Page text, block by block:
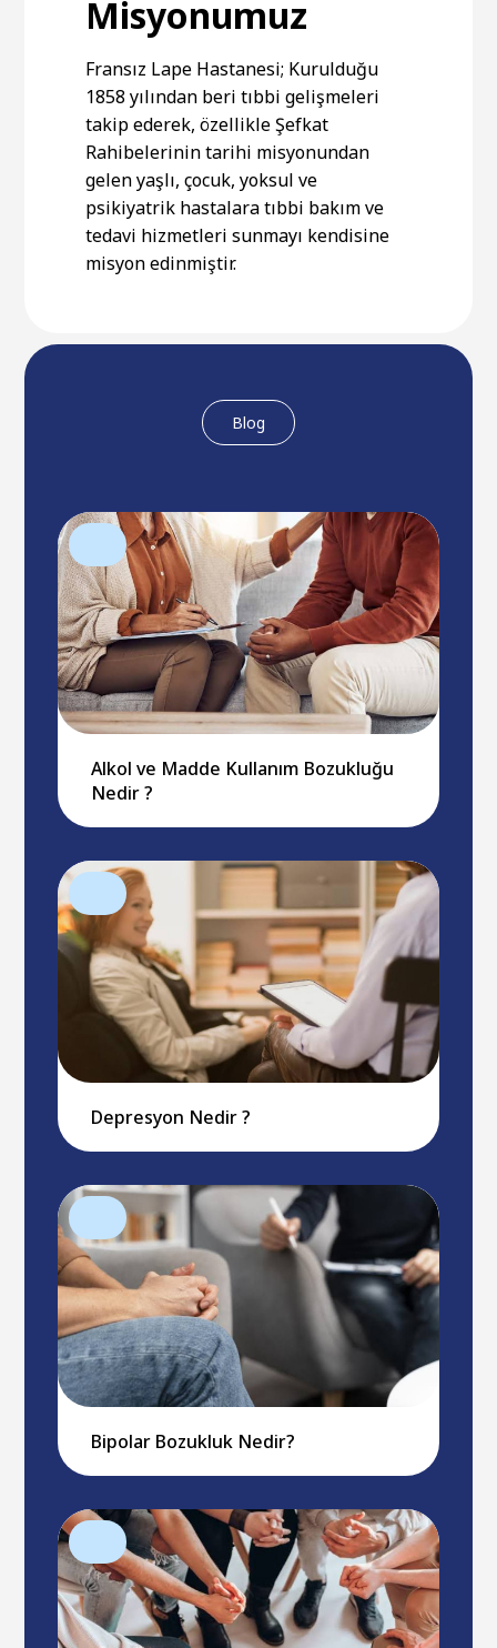
Misyonumuz
Fransız Lape Hastanesi; Kurulduğu
1858 yılından beri tıbbi gelişmeleri
takip ederek, özellikle Şefkat
Rahibelerinin tarihi misyonundan
gelen yaşlı, çocuk, yoksul ve
psikiyatrik hastalara tıbbi bakım ve
tedavi hizmetleri sunmayı kendisine
misyon edinmiştir.
Blog
Alkol ve Madde Kullanım Bozukluğu
Nedir ?
Depresyon Nedir ?
Bipolar Bozukluk Nedir?